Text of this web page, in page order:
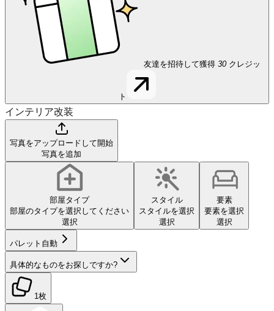
友達を招待して獲得 30 クレジッ
ト
インテリア改装
写真をアップロードして開始
写真を追加
部屋タイプ
部屋のタイプを選択してください
選択
スタイル
スタイルを選択
選択
要素
要素を選択
選択
パレット 自動
具体的なものをお探しですか?
1枚